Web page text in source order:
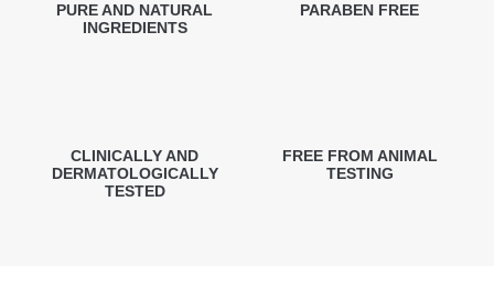
PURE AND NATURAL
INGREDIENTS
PARABEN FREE
CLINICALLY AND
DERMATOLOGICALLY
TESTED
FREE FROM ANIMAL
TESTING